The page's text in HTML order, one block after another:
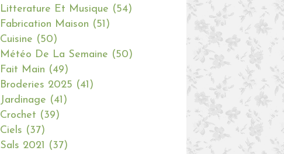
Litterature Et Musique (54)
Fabrication Maison (51)
Cuisine (50)
Météo De La Semaine (50)
Fait Main (49)
Broderies 2025 (41)
Jardinage (41)
Crochet (39)
Ciels (37)
Sals 2021
(37)